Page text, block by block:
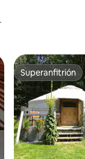
Superanfitrión
Superanfitrión